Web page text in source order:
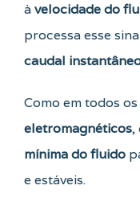
àvelocidade do
processa esse
caudal
Como em todos os
eletromagnéticos,
mínima do fluido
e estáveis.